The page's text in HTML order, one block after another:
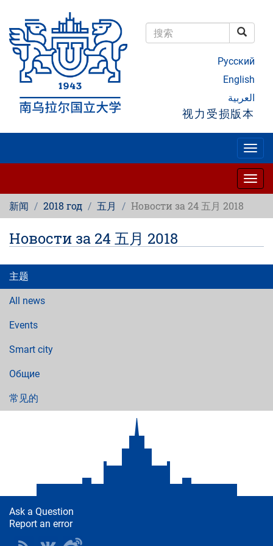
到
主
搜索
Русский
English
العربية
视力受损版本
新闻 2018 год 五月 Новости за 24 五月 2018
Новости за 24 五月 2018
主题
All news
Events
Smart city
Общие
常见的
Ask a Question
Report an error